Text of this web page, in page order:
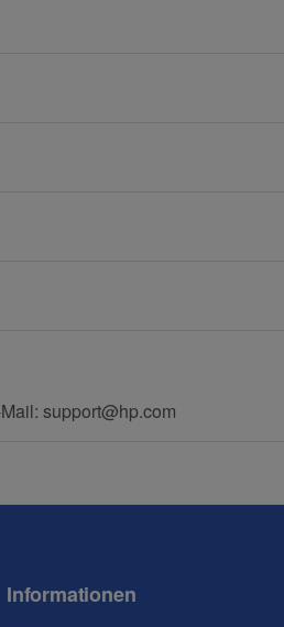
support@hp.com
Informationen